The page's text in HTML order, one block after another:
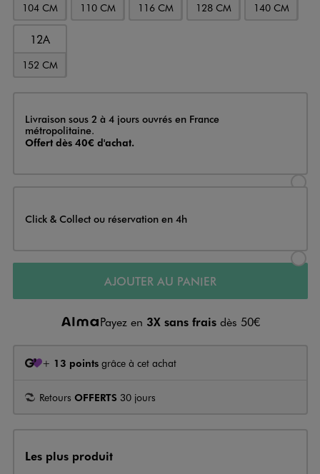
104 CM 110 CM 116 CM 128 CM 140 CM
12A
152 CM
Livraison
Livraison sous 2 à 4 jours ouvrés en France
métropolitaine.
Offert dès 40€ d'achat.
Click & Collect ou réservation en 4h
AJOUTER AU PANIER
Payez en 3X sans frais dès 50€
+ 13 points grâce à cet achat
Retours OFFERTS 30 jours
Les plus produit